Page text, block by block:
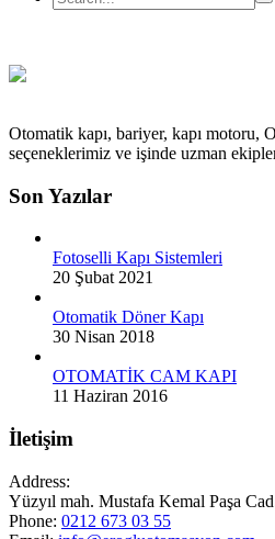
Otomatik kapı, bariyer, kapı motoru,
seçeneklerimiz ve işinde uzman
Son Yazılar
Fotoselli Kapı Sistemleri
20 Şubat 2021
Otomatik Döner Kapı
30 Nisan 2018
OTOMATİK CAM KAPI
11 Haziran 2016
İletişim
Address:
Yüzyıl mah. Mustafa Kemal Paşa
Phone: 0212 673 03 55